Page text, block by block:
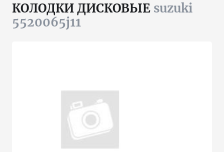
КОЛОДКИ ДИСКОВЫЕ suzuki
5520065j11